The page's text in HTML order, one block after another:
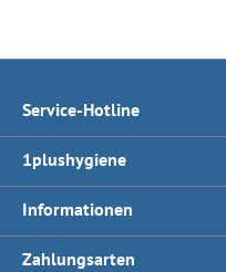
Service-Hotline
1plushygiene
Informationen
Zahlungsarten